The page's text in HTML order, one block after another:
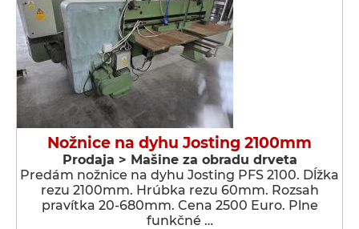
Nožnice na dyhu Josting 2100mm
Prodaja > Мašine za obradu drveta
Predám nožnice na dyhu Josting PFS 2100. Dĺžka
rezu 2100mm. Hrúbka rezu 60mm. Rozsah
pravítka 20-680mm. Cena 2500 Euro. Plne
funkčné …